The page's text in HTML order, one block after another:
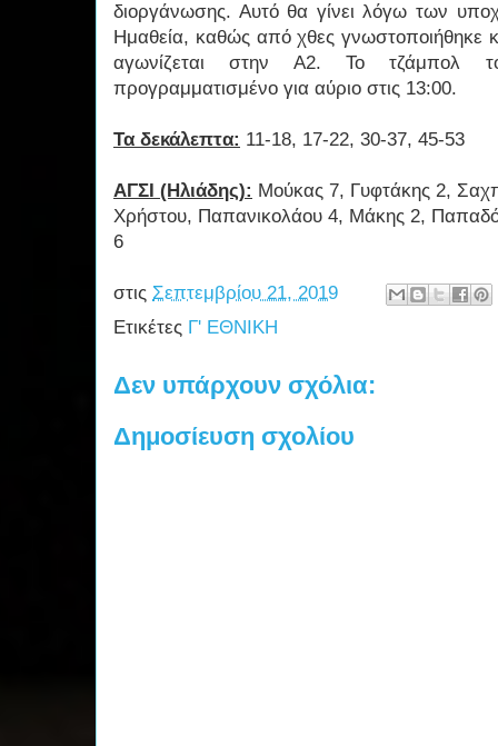
διοργάνωσης. Αυτό θα γίνει λόγω των
Ημαθεία, καθώς από χθες γνωστοποιήθηκε
αγωνίζεται στην Α2. Το τζάμπολ
προγραμματισμένο για αύριο στις 13:00.
Τα δεκάλεπτα: 11-18, 17-22, 30-37, 45-53
ΑΓΣΙ (Ηλιάδης): Μούκας 7, Γυφτάκης 2,
Χρήστου, Παπανικολάου 4, Μάκης 2,
6
στις Σεπτεμβρίου 21, 2019
Ετικέτες Γ' ΕΘΝΙΚΗ
Δεν υπάρχουν σχόλια:
Δημοσίευση σχολίου